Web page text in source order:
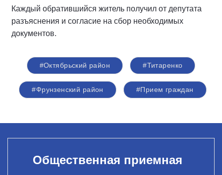
Каждый обратившийся житель получил от депутата
разъяснения и согласие на сбор необходимых
документов.
#Октябрьский район #Титаренко
#Фрунзенский район #Прием граждан
Общественная приемная